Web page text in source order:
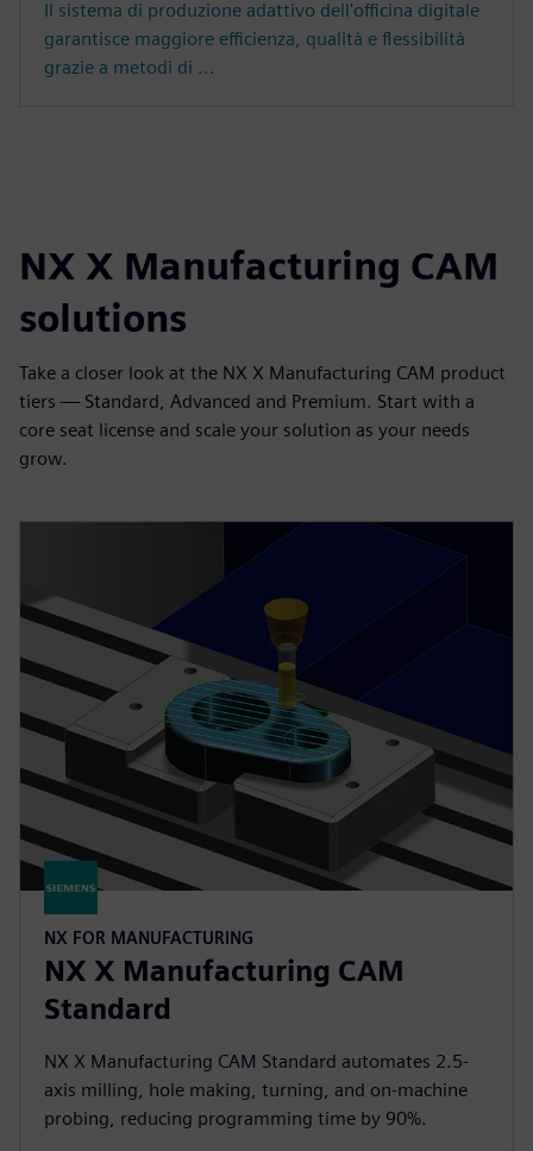
Il sistema di produzione adattivo dell'officina digitale
garantisce maggiore efficienza, qualità e flessibilità
grazie a metodi di ...
NX X Manufacturing CAM
solutions
Take a closer look at the NX X Manufacturing CAM product
tiers — Standard, Advanced and Premium. Start with a
core seat license and scale your solution as your needs
grow.
NX FOR MANUFACTURING
NX X Manufacturing CAM
Standard
NX X Manufacturing CAM Standard automates 2.5-
axis milling, hole making, turning, and on-machine
probing, reducing programming time by 90%.